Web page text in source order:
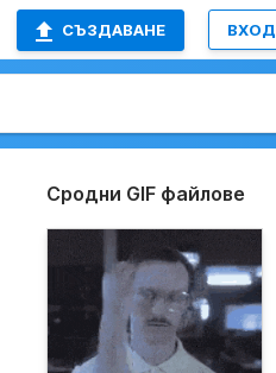
СЪЗДАВАНЕ ВХОД
Сродни GIF файлове